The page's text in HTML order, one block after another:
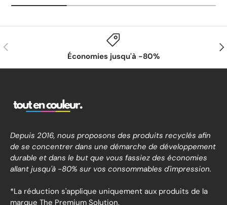
PRÉCÉDENT
Économies jusqu'à -80%
Depuis 2016, nous proposons des produits recyclés afin
de se concentrer dans une démarche de développement
durable et dans le but que vous fassiez des économies
allant jusqu'à -80% sur vos consommables d'impression.
*La réduction s'applique uniquement aux produits de la
marque The Premium Solution.